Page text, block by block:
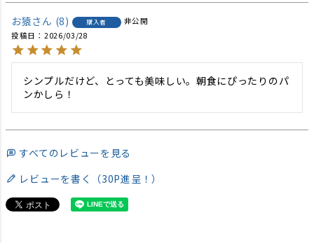
お猿 8 購入者
非公開
投稿日
2026/03/28
シンプルだけど、とっても美味しい。朝食にぴったりのパ
ンかしら！
すべてのレビューを見る
レビューを書く（30P進呈！）